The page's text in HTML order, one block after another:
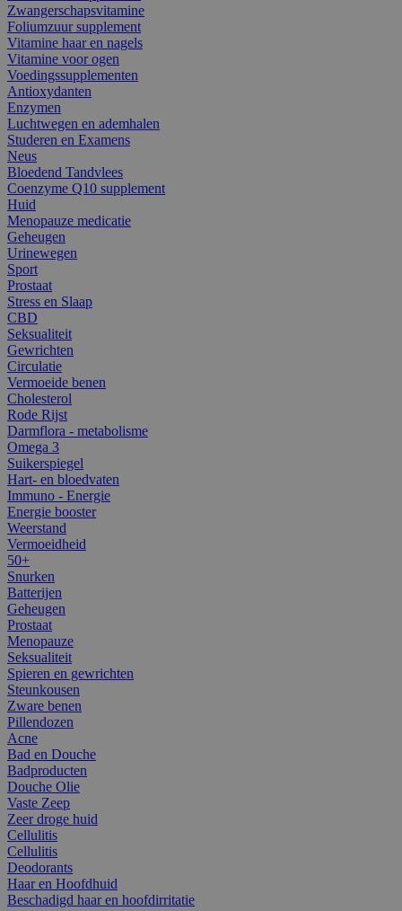
Zwangerschapsvitamine
Foliumzuur supplement
Vitamine haar en nagels
Vitamine voor ogen
Voedingssupplementen
Antioxydanten
Enzymen
Luchtwegen en ademhalen
Studeren en Examens
Neus
Bloedend Tandvlees
Coenzyme Q10 supplement
Huid
Menopauze medicatie
Geheugen
Urinewegen
Sport
Prostaat
Stress en Slaap
CBD
Seksualiteit
Gewrichten
Circulatie
Vermoeide benen
Cholesterol
Rode Rijst
Darmflora - metabolisme
Omega 3
Suikerspiegel
Hart- en bloedvaten
Immuno - Energie
Energie booster
Weerstand
Vermoeidheid
50+
Snurken
Batterijen
Geheugen
Prostaat
Menopauze
Seksualiteit
Spieren en gewrichten
Steunkousen
Zware benen
Pillendozen
Acne
Bad en Douche
Badproducten
Douche Olie
Vaste Zeep
Zeer droge huid
Cellulitis
Cellulitis
Deodorants
Haar en Hoofdhuid
Beschadigd haar en hoofdirritatie